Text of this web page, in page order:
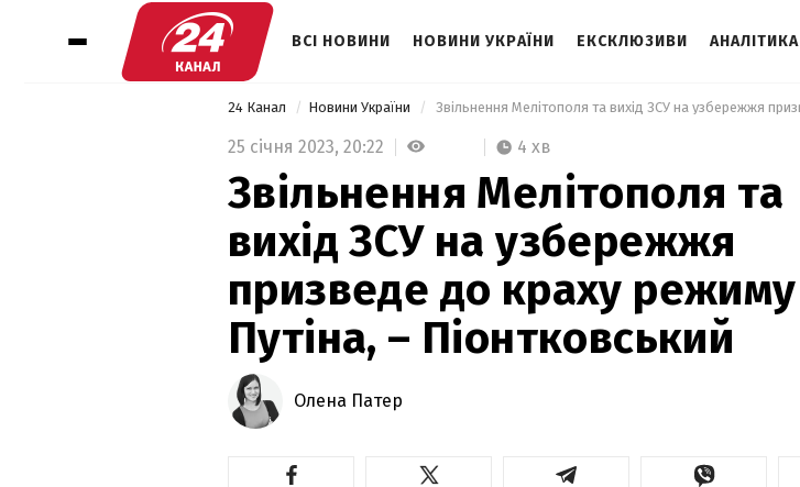
ВСІ НОВИНИ НОВИНИ УКРАЇНИ ЕКСКЛЮЗИВИ АНАЛІТИКА
24 Канал Новини України
25 січня 2023, 20:22 4 хв
Звільнення Мелітополя та
вихід ЗСУ на узбережжя
призведе до краху режиму
Путіна, – Піонтковський
Олена Патер